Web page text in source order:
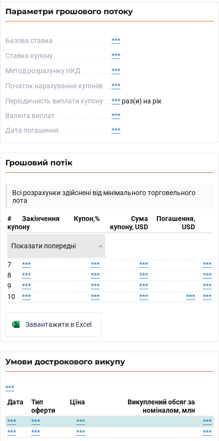
Параметри грошового потоку
Базова ставка
***
Ставка купону
***
Метод розрахунку НКД
***
Початок нарахування купонів
***
Періодичність виплати купону
*** раз(и) на рік
Валюта виплат
***
Дата погашення
***
Грошовий потік
Всі розрахунки здійснені від мінімального торговельного
лота
#
Закінчення
купону
Купон,%
Сума
купону, USD
Погашення,
USD
Показати попередні
7 *** *** ***
***
8
*** *** ***
***
9
*** *** ***
***
10
*** *** *** *** ***
Завантажити в Excel
Умови дострокового викупу
***
Дата
Тип
оферти
Ціна
Викуплений обсяг за
номіналом, млн
***
*** ***
***
***
*** *** ***